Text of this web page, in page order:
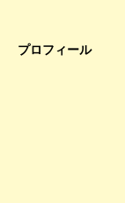
プロフィール